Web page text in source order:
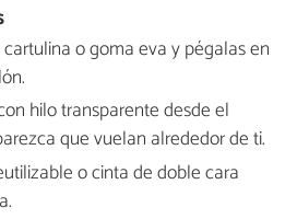
o goma eva y pégalas en
hilo transparente desde el
que vuelan alrededor de ti.
o cinta de doble cara